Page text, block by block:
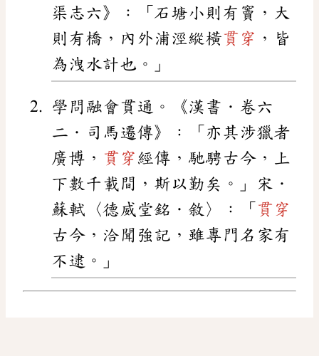
渠志六》：「石塘小則有竇，大
則有橋，內外浦涇縱橫貫穿 ，皆
為洩水計也。」
學問融會貫通。《漢書．卷六
二．司馬遷傳》：「亦其涉獵者
廣博， 貫穿經傳，馳騁古今，上
下數千載間，斯以勤矣。」宋．
蘇軾〈德威堂銘．敘〉：「 貫穿
古今，洽聞強記，雖專門名家有
不逮。」